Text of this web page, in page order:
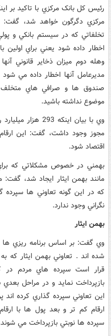
رئيس کل بانک مرکزي با تاکيد بر
مرکزي دگرگون خواهد شد، گفت:
تخلفاتي که در سيستم بانکي و
اخطار داده شود يعني براي اولين
وهله دوم ميزان ذخاير قانوني
مديرعامل آنها اخطار داده مي
صندوق ها و صرافي هاي
موضوع نداشته باشيد.
وي با بيان اينکه
مجوز وجود داشت، گفت: اين ارقام
اقتصاد شود.
بهمني در خصوص مشکلاتي که براي
مانند بهمن ايثار ايجاد شد،
که در اين گونه تعاوني ها
نگراني وجود ندارد.
بهمن ايثار
وي گفت: بر اساس برنامه ريزي
شده اند . تعاوني بهمن ايثار که
بازپرداخت نمايد و در مراحل
اين تعاوني سپرده گذاري کرده اند
ارقام کم تر و بعد پول ها با
سپرده ها نوبتي بازپرداخت مي